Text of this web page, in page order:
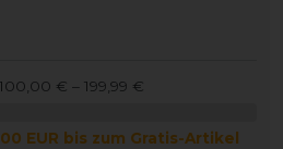
€ – 199,99 €
EUR bis zum Gratis-Artikel